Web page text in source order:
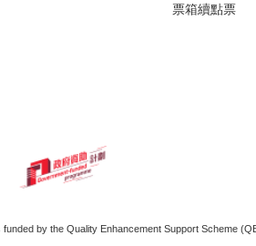
票箱續點票
by the Quality Enhancement Support Scheme